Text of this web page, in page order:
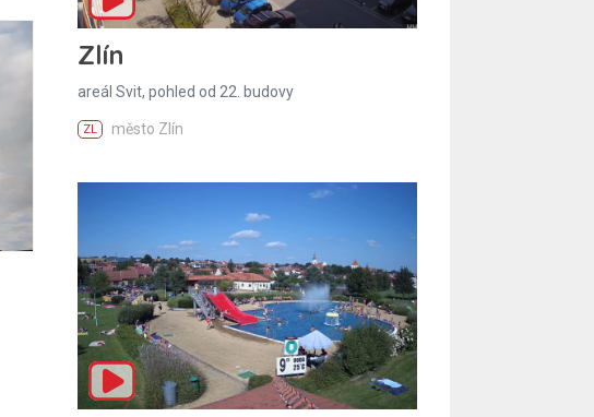
Zlín
areál Svit, pohled od 22. budovy
ZL město Zlín